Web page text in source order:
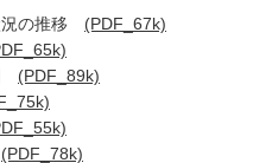
の推移 (PDF_67k)
(PDF_89k)
(PDF_78k)